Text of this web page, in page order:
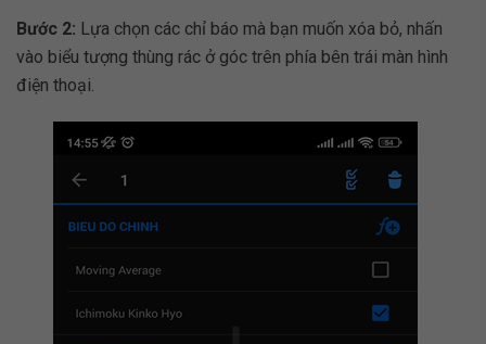
Bước 2: Lựa chọn các chỉ báo mà bạn muốn xóa bỏ, nhấn
vào biểu tượng thùng rác ở góc trên phía bên trái màn hình
điện thoại.